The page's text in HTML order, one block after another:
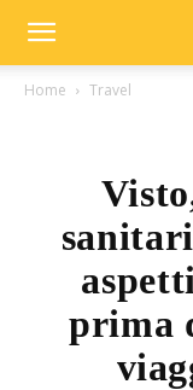
Home Travel
prima